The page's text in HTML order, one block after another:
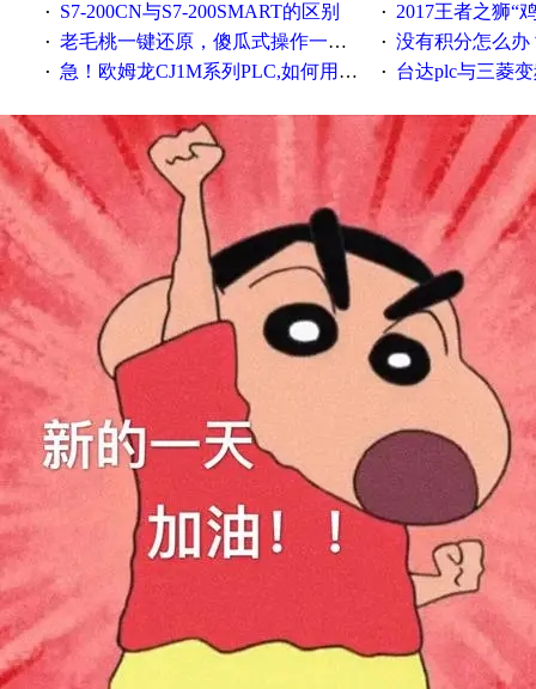
· S7-200CN与S7-200SMART的区别 · 2017王者之狮“鸡”情签到
· 老毛桃一键还原，傻瓜式操作一键轻松备份还原；程序为向导式安装，一键即可实现自动备份或还原系统。 · 没有积分怎么办
· 急！欧姆龙CJ1M系列PLC,如何用时间控制变频器。要求时间在组态王中可以自由输入！拜托各位大神了！ · 台达plc与三菱